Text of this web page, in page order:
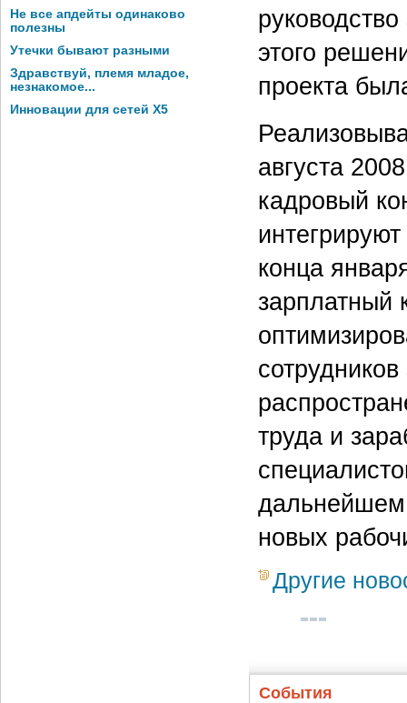
Не все апдейты одинаково
полезны
Утечки бывают разными
Здравствуй, племя младое,
незнакомое...
Инновации для сетей X5
этого
проекта
августа
кадровый
конца
зарплатный
труда и
новых
Другие
События